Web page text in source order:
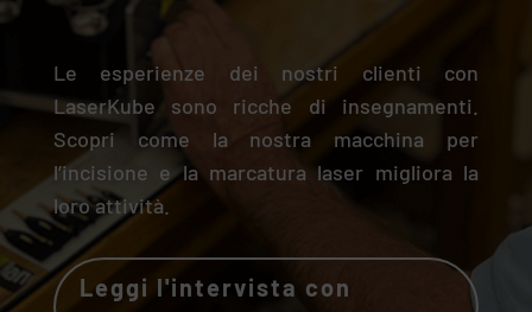
Le esperienze dei nostri clienti con
LaserKube sono ricche di insegnamenti.
Scopri come la nostra macchina per
l’incisione e la marcatura laser migliora la
loro attività.
Leggi l'intervista con